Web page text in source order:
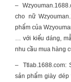
–
cho nữ
phẩm của
… với kiểu dáng,
nhu cầu mua hàng
–
Ttlab.1688.com:
sản phẩm giày